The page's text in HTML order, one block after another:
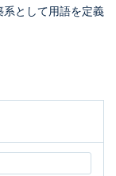
として用語を定義